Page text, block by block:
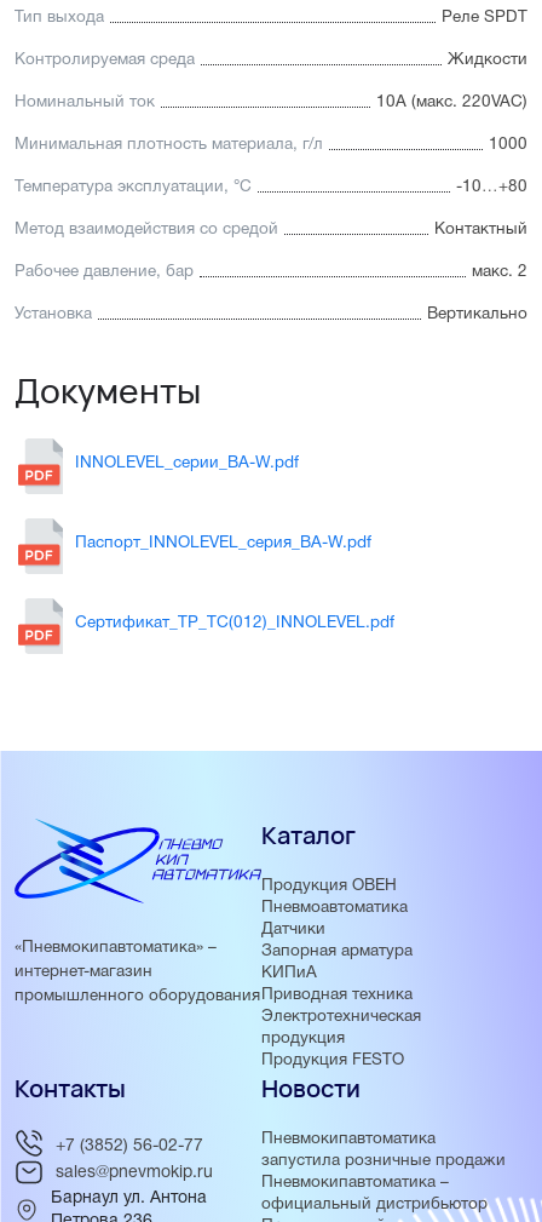
Тип выхода Реле SPDT
Контролируемая среда Жидкости
Номинальный ток 10A (макс. 220VAC)
Минимальная плотность материала, г/л 1000
Температура эксплуатации, °C -10…+80
Метод взаимодействия со средой Контактный
Рабочее давление, бар макс. 2
Установка Вертикально
Документы
INNOLEVEL_серии_BA-W.pdf
Паспорт_INNOLEVEL_серия_BA-W.pdf
Сертификат_ТР_ТС(012)_INNOLEVEL.pdf
«Пневмокипавтоматика» –
интернет-магазин
промышленного оборудования
Каталог
Продукция ОВЕН
Пневмоавтоматика
Датчики
Запорная арматура
КИПиА
Приводная техника
Электротехническая
продукция
Продукция FESTO
Новости
Пневмокипавтоматика
запустила розничные продажи
Пневмокипавтоматика –
официальный дистрибьютор
Контакты
+7 (3852) 56-02-77
sales@pnevmokip.ru
Барнаул ул. Антона